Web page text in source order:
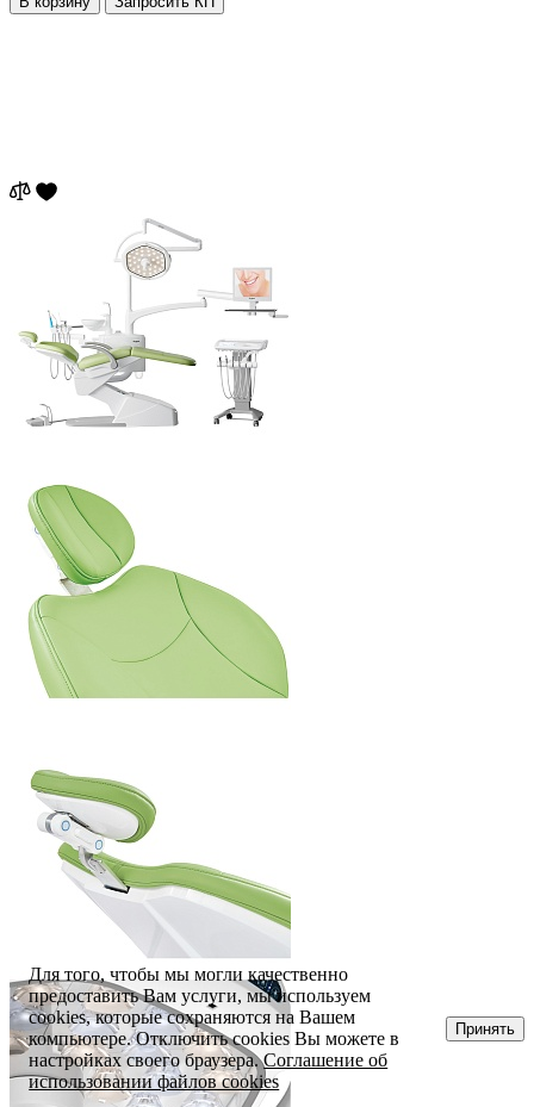
Для того, чтобы мы могли качественно
предоставить Вам услуги, мы используем
cookies, которые сохраняются на Вашем
компьютере. Отключить cookies Вы можете в
настройках своего браузера.Соглашение об
использовании файлов cookies
Принять